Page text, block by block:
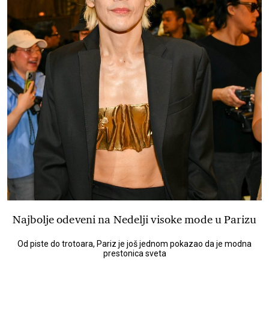
Najbolje odeveni na Nedelji visoke mode u Parizu
Od piste do trotoara, Pariz je još jednom pokazao da je modna
prestonica sveta